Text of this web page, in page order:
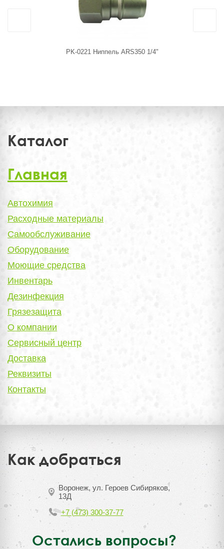
PK-0221 Ниппель ARS350 1/4"
Каталог
Главная
Автохимия
Расходные материалы
Самообслуживание
Оборудование
Моющие средства
Инвентарь
Дезинфекция
Грязезащита
О компании
Сервисный центр
Доставка
Реквизиты
Контакты
Как добраться
Воронеж, ул. Героев Сибиряков,
13Д
+7 (473) 300-37-77
Остались вопросы?